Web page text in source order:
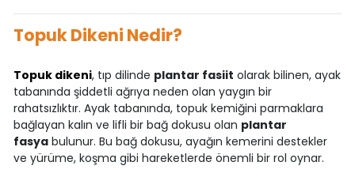
Topuk Dikeni Nedir?
Topuk dikeni, tıp dilinde plantar fasiit olarak bilinen, ayak
tabanında şiddetli ağrıya neden olan yaygın bir
rahatsızlıktır. Ayak tabanında, topuk kemiğini parmaklara
bağlayan kalın ve lifli bir bağ dokusu olan plantar
fasyabulunur. Bu bağ dokusu, ayağın kemerini destekler
ve yürüme, koşma gibi hareketlerde önemli bir rol oynar.